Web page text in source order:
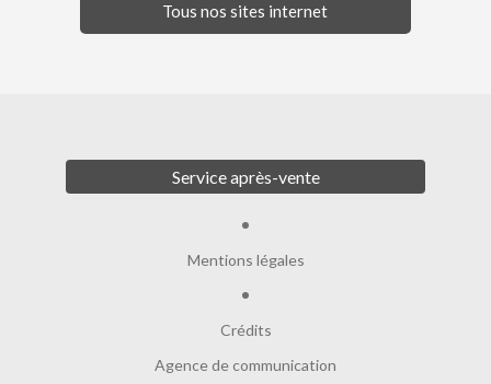
Tous nos sites internet
Service après-vente
Mentions légales
Crédits
Agence de communication